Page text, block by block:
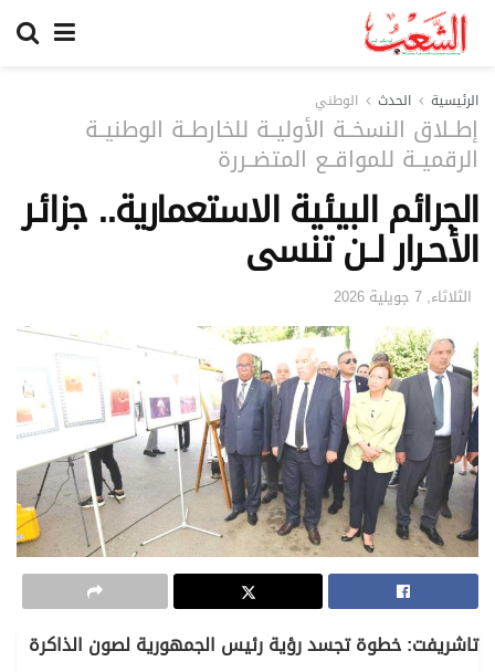
الرئيسية الحدث الوطني
إطــلاق النسخــة الأوليــة للخارطــة الوطنيــة
الرقميــة للمواقــع المتضــررة
الجرائم البيئية الاستعمارية.. جزائـر
الأحـرار لــن تنسى
الثلاثاء, 7 جويلية 2026
تاشريفت: خطوة تجسد رؤية رئيس الجمهورية لصون الذاكرة